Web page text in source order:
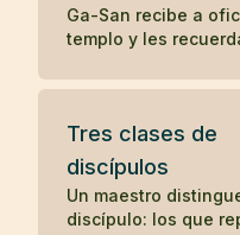
Ga-San recibe a
templo y les
todos los seres.
Tres clases de
discípulos
Un maestro
discípulo: los que